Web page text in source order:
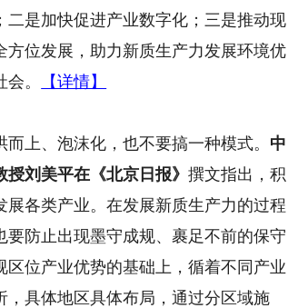
是加快促进产业数字化；三是推动现
位发展，助力新质生产力发展环境优
。
【详情】
上、泡沫化，也不要搞一种模式。 中
授刘美平在《北京日报》撰文指出，积
各类产业。在发展新质生产力的过程
防止出现墨守成规、裹足不前的保守
位产业优势的基础上，循着不同产业
具体地区具体布局，通过分区域施